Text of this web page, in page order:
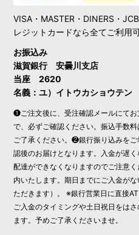
VISA・MASTER・DINERS・
レジットカードなら全てご利用
お振込み
滋賀銀行 安曇川支店
当座 2620
名義：ユ）イトウカショウテン
❶ご注文後に、受注確認メールにて
で、必ずご確認ください。振込手数
ご了承ください。❷銀行振り込みを
認後のお届けとなります。入金が遅
配達ができなくなりますのでご注意
内いたします。期日までにご入金が
ただきます）。 ※銀行営業日に直接
ご入金のタイミングや土日祝日をは
ます。予めご了承くださいませ。